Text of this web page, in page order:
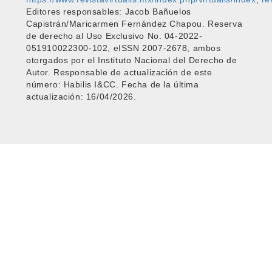
Editores responsables: Jacob Bañuelos
Capistrán/Maricarmen Fernández Chapou. Reserva
de derecho al Uso Exclusivo No. 04-2022-
051910022300-102, eISSN 2007-2678, ambos
otorgados por el Instituto Nacional del Derecho de
Autor. Responsable de actualización de este
número: Habilis I&CC. Fecha de la última
actualización: 16/04/2026.